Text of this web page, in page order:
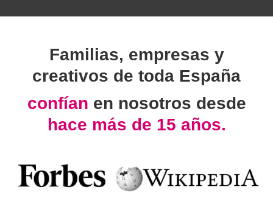
Familias, empresas y
creativos de toda España
confían en nosotros desde
hace más de 15 años.